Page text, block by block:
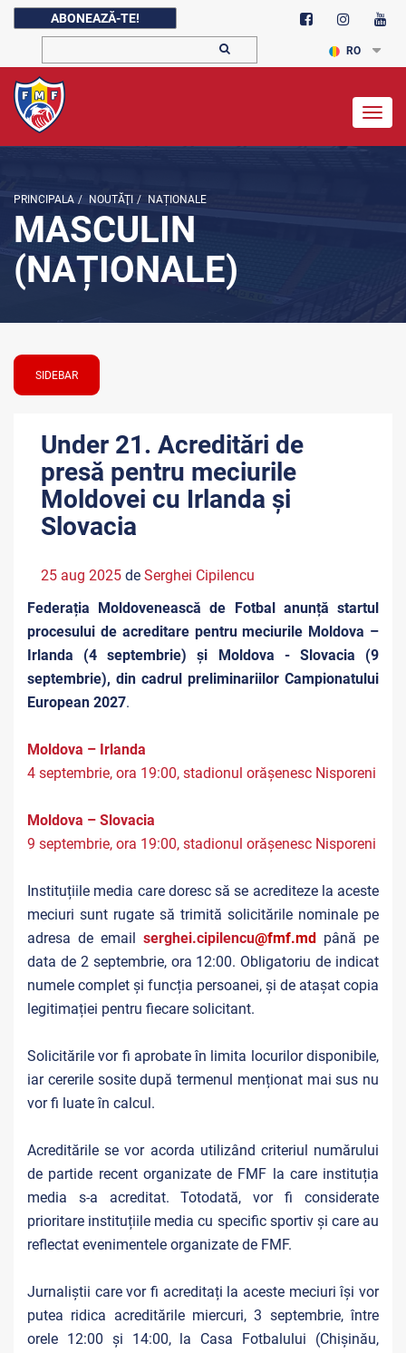
ABONEAZĂ-TE!
RO
PRINCIPALA / NOUTĂŢI / NAȚIONALE
MASCULIN
(NAȚIONALE)
SIDEBAR
Under 21. Acreditări de
presă pentru meciurile
Moldovei cu Irlanda și
Slovacia
25 aug 2025 de Serghei Cipilencu
Federația Moldovenească de Fotbal anunță startul
procesului de acreditare pentru meciurile Moldova –
Irlanda (4 septembrie) și Moldova - Slovacia (9
septembrie), din cadrul preliminariilor Campionatului
European 2027.
Moldova – Irlanda
4 septembrie, ora 19:00, stadionul orășenesc Nisporeni
Moldova – Slovacia
9 septembrie, ora 19:00, stadionul orășenesc Nisporeni
Instituțiile media care doresc să se acrediteze la aceste
meciuri sunt rugate să trimită solicitările nominale pe
adresa de email serghei.cipilencu@fmf.md până pe
data de 2 septembrie, ora 12:00. Obligatoriu de indicat
numele complet și funcția persoanei, și de atașat copia
legitimației pentru fiecare solicitant.
Solicitările vor fi aprobate în limita locurilor disponibile,
iar cererile sosite după termenul menționat mai sus nu
vor fi luate în calcul.
Acreditările se vor acorda utilizând criteriul numărului
de partide recent organizate de FMF la care instituția
media s-a acreditat. Totodată, vor fi considerate
prioritare instituțiile media cu specific sportiv și care au
reflectat evenimentele organizate de FMF.
Jurnaliștii care vor fi acreditați la aceste meciuri își vor
putea ridica acreditările miercuri, 3 septembrie, între
orele 12:00 și 14:00, la Casa Fotbalului (Chișinău,